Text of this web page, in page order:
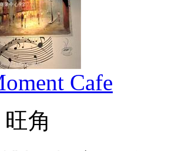
Cafe
旺角